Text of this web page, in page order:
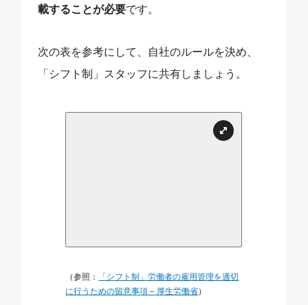
載することが必要です。
次の表を参考にして、自社のルールを決め、
「シフト制」スタッフに共有しましょう。
（参照：
「シフト制」労働者の雇用管理を適切
に行うための留意事項 – 厚生労働省）